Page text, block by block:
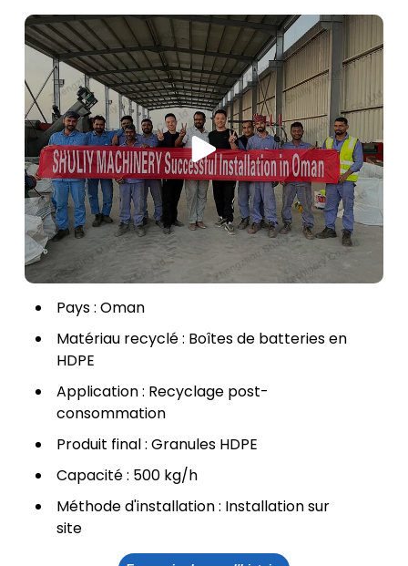
Pays : Oman
Matériau recyclé : Boîtes de batteries en
HDPE
Application : Recyclage post-
consommation
Produit final : Granules HDPE
Capacité : 500 kg/h
Méthode d'installation : Installation sur
site